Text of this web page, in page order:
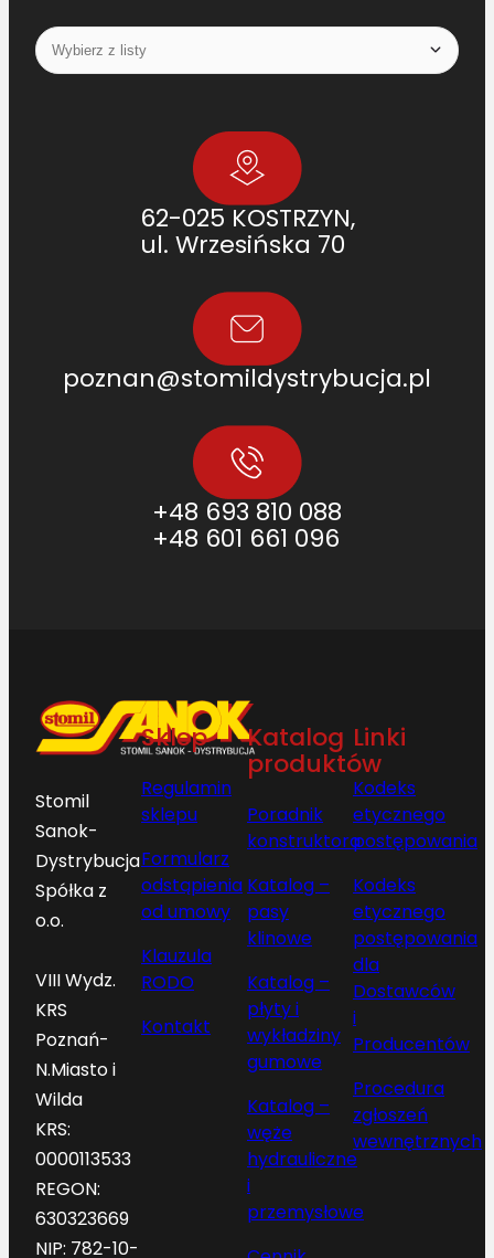
62-025 KOSTRZYN,
ul. Wrzesińska 70
poznan@stomildystrybucja.pl
+48 693 810 088
+48 601 661 096
Stomil
Sanok-
Dystrybucja
Spółka z
o.o.
VIII Wydz.
KRS
Poznań-
N.Miasto i
Wilda
KRS:
0000113533
REGON:
630323669
NIP: 782-10-
Sklep
Regulamin
sklepu
Formularz
odstąpienia
od umowy
Klauzula
RODO
Kontakt
Katalog
produktów
Poradnik
konstruktora
Katalog –
pasy
klinowe
Katalog –
płyty i
wykładziny
gumowe
Katalog –
węże
hydrauliczne
i
przemysłowe
Linki
Kodeks
etycznego
postępowania
Kodeks
etycznego
postępowania
dla
Dostawców
i
Producentów
Procedura
zgłoszeń
wewnętrznych